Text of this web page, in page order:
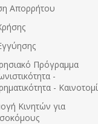
Απορρήτου
Πρόγραμμα
-
-
Κινητών για